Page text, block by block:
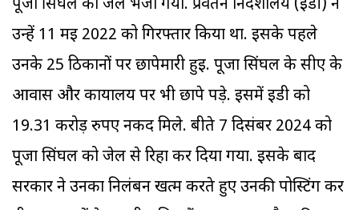
पूजा सिंघल को जेल भेजा गया. प्रवर्तन निदेशालय (ईडी) ने
उन्हें 11 मई 2022 को गिरफ्तार किया था. इसके पहले
उनके 25 ठिकानों पर छापेमारी हुई. पूजा सिंघल के सीए के
आवास और कार्यालय पर भी छापे पड़े. इसमें ईडी को
19.31 करोड़ रुपए नकद मिले. बीते 7 दिसंबर 2024 को
पूजा सिंघल को जेल से रिहा कर दिया गया. इसके बाद
सरकार ने उनका निलंबन खत्म करते हुए उनकी पोस्टिंग कर